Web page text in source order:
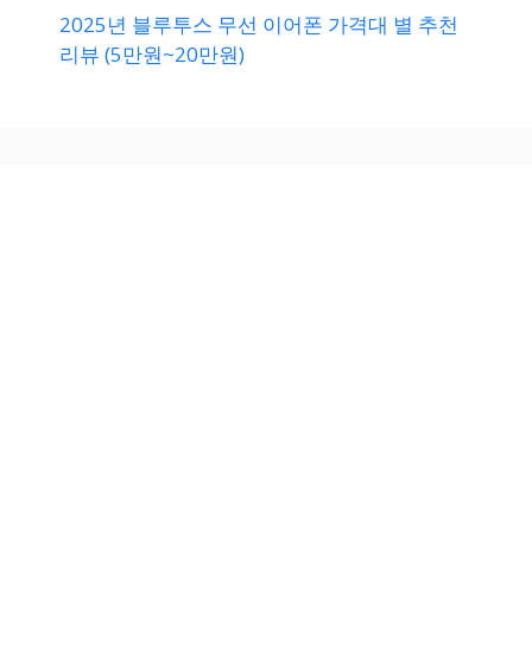
2025년 블루투스 무선 이어폰 가격대 별 추천
리뷰 (5만원~20만원)